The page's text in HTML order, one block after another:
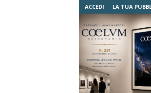
ACCEDI LA TUA